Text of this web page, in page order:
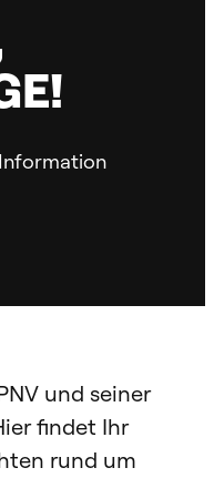
und seiner
findet Ihr
rund um